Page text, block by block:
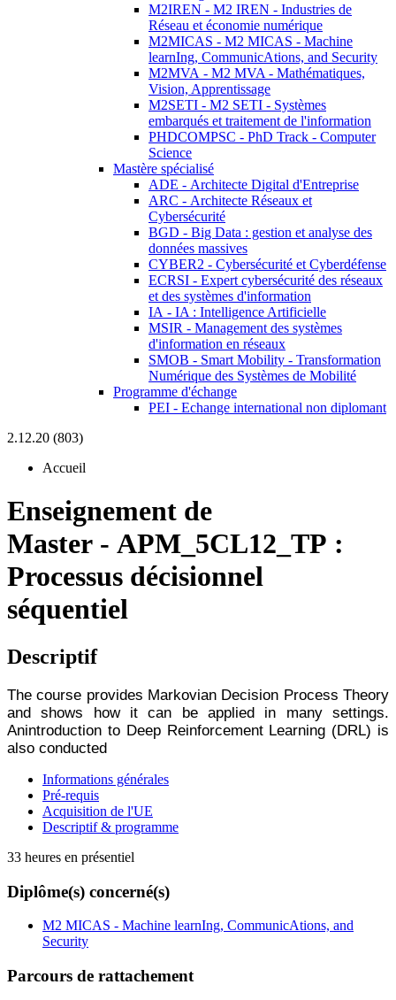
M2IREN - M2 IREN - Industries de
Réseau et économie numérique
M2MICAS - M2 MICAS - Machine
learnIng, CommunicAtions, and Security
M2MVA - M2 MVA - Mathématiques,
Vision, Apprentissage
M2SETI - M2 SETI - Systèmes
embarqués et traitement de l'information
PHDCOMPSC - PhD Track - Computer
Science
Mastère spécialisé
ADE - Architecte Digital d'Entreprise
ARC - Architecte Réseaux et
Cybersécurité
BGD - Big Data : gestion et analyse des
données massives
CYBER2 - Cybersécurité et Cyberdéfense
ECRSI - Expert cybersécurité des réseaux
et des systèmes d'information
IA - IA : Intelligence Artificielle
MSIR - Management des systèmes
d'information en réseaux
SMOB - Smart Mobility - Transformation
Numérique des Systèmes de Mobilité
Programme d'échange
PEI - Echange international non diplomant
2.12.20 (803)
Accueil
Enseignement de
Master - APM_5CL12_TP :
Processus décisionnel
séquentiel
Descriptif
The course provides Markovian Decision Process Theory
and shows how it can be applied in many settings.
Anintroduction to Deep Reinforcement Learning (DRL) is
also conducted
Informations générales
Pré-requis
Acquisition de l'UE
Descriptif & programme
33 heures en présentiel
Diplôme(s) concerné(s)
M2 MICAS - Machine learnIng, CommunicAtions, and
Security
Parcours de rattachement